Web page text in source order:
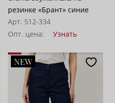
резинке «Брант» синие
Арт. 512-334
Опт. цена:
Узнать
NEW